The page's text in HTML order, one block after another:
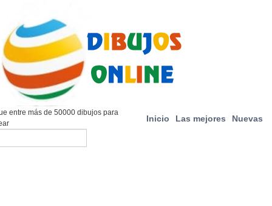
Inicio Las mejores Nuevas
entre más de 50000 dibujos para